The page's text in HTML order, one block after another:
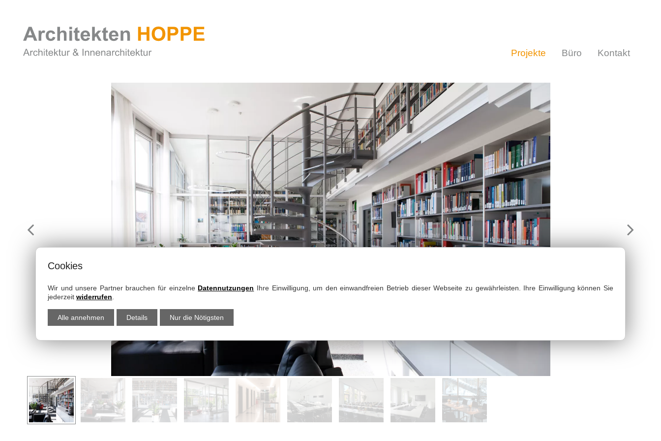
Projekte Büro Kontakt
Cookies
Wir und unsere Partner brauchen für einzelne Datennutzungen Ihre Einwilligung, um den einwandfreien Betrieb dieser Webseite zu gewährleisten. Ihre Einwilligung können Sie
jederzeit widerrufen
Alle annehmen Details Nur die Nötigsten